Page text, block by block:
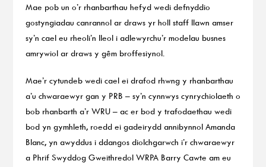
Mae pob un o’r rhanbarthau hefyd wedi defnyddio
gostyngiadau canrannol ar draws yr holl staff llawn amser
sy’n cael eu rheoli’n lleol i adlewyrchu’r modelau busnes
amrywiol ar draws y gêm broffesiynol.
Mae’r cytundeb wedi cael ei drafod rhwng y rhanbarthau
a’u chwaraewyr gan y PRB – sy’n cynnwys cynrychiolaeth o
bob rhanbarth a’r WRU – ac er bod y trafodaethau wedi
bod yn gymhleth, roedd ei gadeirydd annibynnol Amanda
Blanc, yn awyddus i ddangos diolchgarwch i’r chwaraewyr
a Phrif Swyddog Gweithredol WRPA Barry Cawte am eu